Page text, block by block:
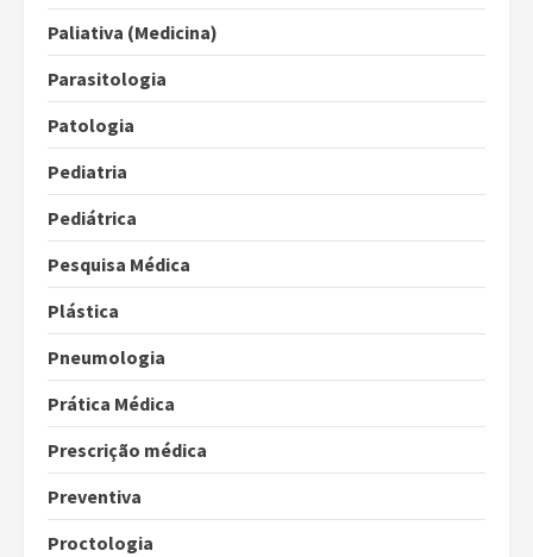
Paliativa (Medicina)
Parasitologia
Patologia
Pediatria
Pediátrica
Pesquisa Médica
Plástica
Pneumologia
Prática Médica
Prescrição médica
Preventiva
Proctologia